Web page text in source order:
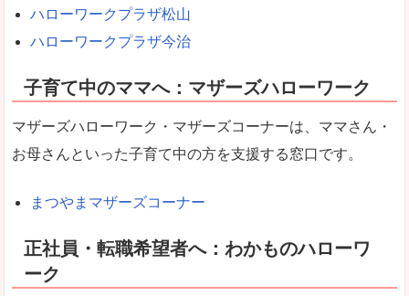
ハローワークプラザ松山
ハローワークプラザ今治
子育て中のママへ：マザーズハローワーク
マザーズハローワーク・マザーズコーナーは、ママさん・
お母さんといった子育て中の方を支援する窓口です。
まつやまマザーズコーナー
正社員・転職希望者へ：わかものハローワ
ーク